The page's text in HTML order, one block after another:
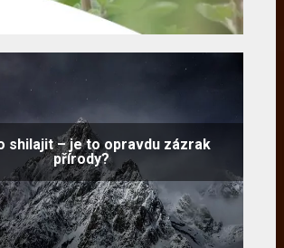
shilajit – je to opravdu zázrak
přírody?